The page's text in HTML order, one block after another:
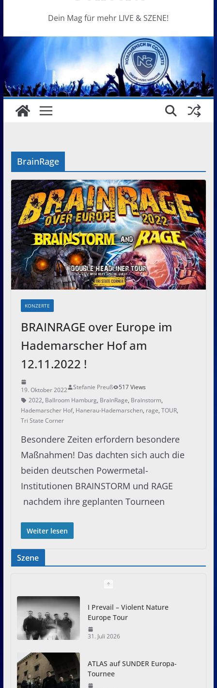
Dein Mag für mehr LIVE & SZENE!
BrainRage
KONZERTE
BRAINRAGE over Europe im
Hademarscher Hof am
12.11.2022 !
19. Oktober 2022 Stefanie Preuß
517 Views
2022, Ballroom Hamburg, BrainRage, Brainstorm,
Hademarscher Hof, Hanerau-Hademarschen, rage, TOUR,
Tri State Corner
Besondere Zeiten erfordern besondere
Maßnahmen! Das dachten sich auch die
beiden deutschen Powermetal-
Institutionen BRAINSTORM und RAGE
nachdem ihre geplanten Tourneen
Weiter lesen
Szene
I Prevail – Violent Nature
Europe Tour
31. Juli 2026
ATLAS auf SUNDER Europa-
Tournee